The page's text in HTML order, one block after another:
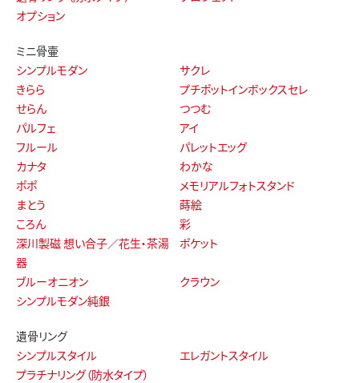
オプション
ミニ骨壷
シンプルモダン
サクレ
きらら
プチポットインボックスセレ
せらん
つつむ
パルフェ
アイ
フルール
パレットエッグ
カナタ
わかな
ポポ
メモリアルフォトスタンド
まとう
蒔絵
ころん
彩
深川製磁 想い合子／花生・茶湯
器
ポケット
ブルーオニオン
クラウン
シンプルモダン純銀
遺骨リング
シンプルスタイル
エレガントスタイル
プラチナリング（防水タイプ）